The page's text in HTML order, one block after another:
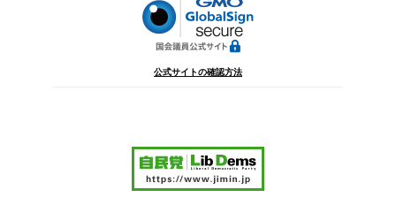
公式サイトの確認方法